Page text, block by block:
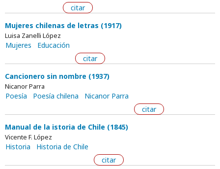
citar
Mujeres chilenas de letras (1917)
Luisa Zanelli López
Mujeres
Educación
citar
Cancionero sin nombre (1937)
Nicanor Parra
Poesía Poesía chilena
Nicanor Parra
citar
Manual de la istoria de Chile (1845)
Vicente F. López
Historia
Historia de Chile
citar